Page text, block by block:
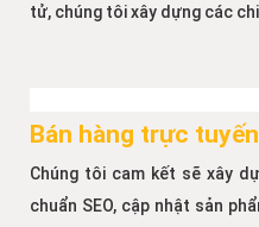
tử, chúng tôi xây dựng các
Bán hàng trực tuyến
Chúng tôi cam kết sẽ xây
chuẩn SEO, cập nhật sản